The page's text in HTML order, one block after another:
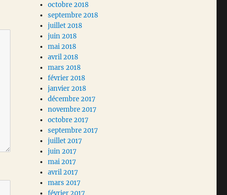
octobre 2018
septembre 2018
juillet 2018
juin 2018
mai 2018
avril 2018
mars 2018
février 2018
janvier 2018
décembre 2017
novembre 2017
octobre 2017
septembre 2017
juillet 2017
juin 2017
mai 2017
avril 2017
mars 2017
février 2017